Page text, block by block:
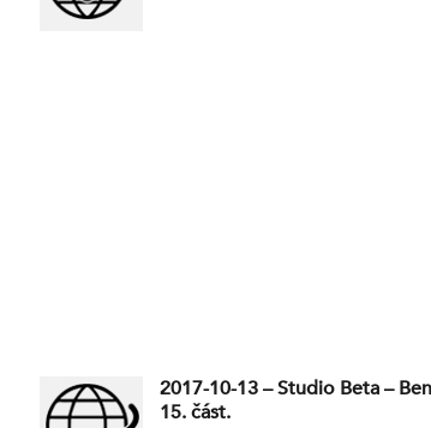
2017-10-13 – Studio Beta –
15. část.